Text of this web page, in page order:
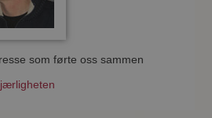
som førte oss sammen